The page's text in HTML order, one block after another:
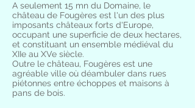
A seulement 15 mn du Domaine, le
château de Fougères est l'un des plus
imposants châteaux forts d'Europe,
occupant une superficie de deux hectares,
et constituant un ensemble médiéval du
XIIe au XVe siècle.
Outre le château, Fougères est une
agréable ville où déambuler dans rues
piétonnes entre échoppes et maisons à
pans de bois.